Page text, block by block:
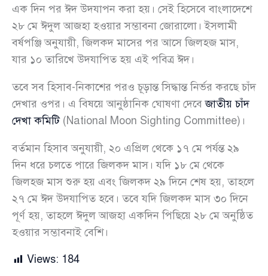
এক দিন পর ঈদ উদযাপন করা হয়। সেই হিসেবে বাংলাদেশে
২৮ মে ঈদুল আজহা হওয়ার সম্ভাবনা জোরালো। ইসলামী
বর্ষপঞ্জি অনুযায়ী, জিলকদ মাসের পর আসে জিলহজ মাস,
যার ১০ তারিখে উদযাপিত হয় এই পবিত্র ঈদ।
তবে সব হিসাব-নিকাশের পরও চূড়ান্ত সিদ্ধান্ত নির্ভর করছে চাঁদ
দেখার ওপর। এ বিষয়ে আনুষ্ঠানিক ঘোষণা দেবেজাতীয় চাঁদ
দেখা কমিটি(National Moon Sighting Committee)।
বর্তমান হিসাব অনুযায়ী, ২০ এপ্রিল থেকে ১৭ মে পর্যন্ত ২৯
দিন ধরে চলতে পারে জিলকদ মাস। যদি ১৮ মে থেকে
জিলহজ মাস শুরু হয় এবং জিলকদ ২৯ দিনে শেষ হয়, তাহলে
২৭ মে ঈদ উদযাপিত হবে। তবে যদি জিলকদ মাস ৩০ দিনে
পূর্ণ হয়, তাহলে ঈদুল আজহা একদিন পিছিয়ে ২৮ মে অনুষ্ঠিত
হওয়ার সম্ভাবনাই বেশি।
Views: 184